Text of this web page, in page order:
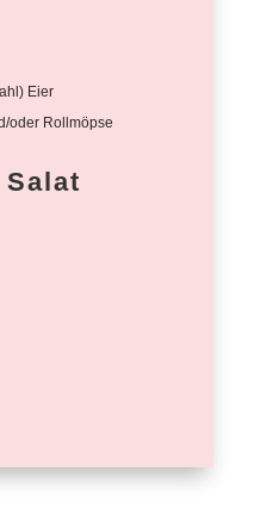
Eier
oder Rollmöpse
Salat